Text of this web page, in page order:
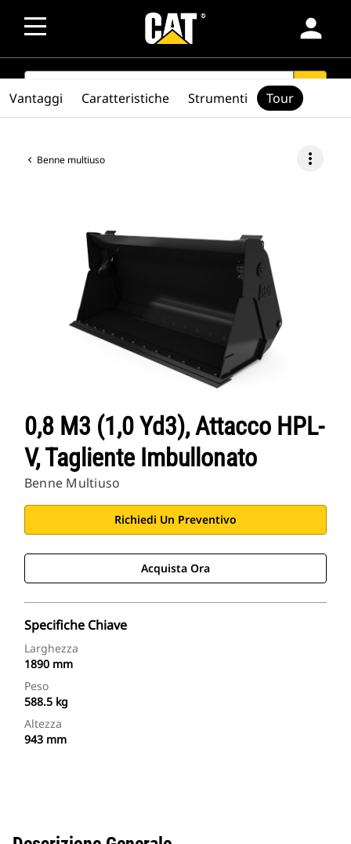
person
SEARCH search
Benne multiuso more_vert
0,8 M3 (1,0 Yd3), Attacco HPL-
V, Tagliente Imbullonato
Benne Multiuso
Richiedi Un Preventivo
Acquista Ora
Specifiche Chiave
Larghezza
1890 mm
Peso
588.5 kg
Altezza
943 mm
Vantaggi Caratteristiche Strumenti Tour